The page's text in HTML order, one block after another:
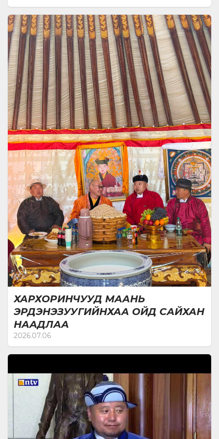
шалгалтын ажлын хүрээнд Монгол Улсын
Засгийн газрын 2024-2028 оны үйл
ажиллагааны хөтөлбөрийн 2025 оны гүйцэтгэлийн
тайлан болон Монгол Улсын хөгжлийн 2025 оны
төлөвлөгөөний гүйцэтгэлийн тайлан, Хууль,
тогтоолоор үүрэг, чиглэл болгосон Улсын Их
Хурлын шийдвэрийн биелэлтийн тайлан, Төрийн
албаны зөвлөлийн 2025 оны үйл ажиллагааны
тайланг хэлэлцсэнээс гадна Монгол Улсын Их
Хурлын хяналт шалгалтын тухай хуулийн 8
дугаар зүйлд заасны дагуу Байнгын хороодоос
ирүүлсэн саналыг тусган Байнгын хороо
“Монгол Улсын Их Хурлын 2026 оны намрын
ээлжит чуулганы хугацаанд хийх төлөвлөгөөт хяналт
шалгалтын цаглавар батлах тухай” Монгол Улсын
Их Хурлын тогтоолын төслийг боловсруулан
хэлэлцжээ.Улсын Их Хурлын 2026 оны намрын
ээлжит чуулганы хугацаанд хууль тогтоомжийн
биелэлтийг хянан шалгах, хууль тогтоомжийн
биелэлтийн үр дагаварт үнэлгээ хийх, тайлан,
илтгэл, мэдээлэл хэлэлцэх, төсвийн биелэлтийг
хянан шалгах, хяналт шалгалтын бусад асуудал
зэрэг нийт 25 асуудлыг төлөвлөгөөт хяналт шалгалтын
цаглаварт тусгасан байна.
ХАРХОРИНЧУУД МААНЬ
ЭРДЭНЭЗУУГИЙНХАА ОЙД САЙХАН
НААДЛАА
2026.07.06